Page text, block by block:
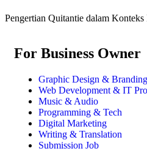
Pengertian Quitantie dalam
For Business Owner
Graphic Design & Branding
Web Development & IT
Music & Audio
Programming & Tech
Digital Marketing
Writing & Translation
Submission Job